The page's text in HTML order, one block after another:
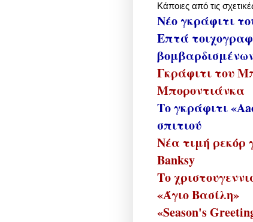
Κάποιες από τις
Νέο γκράφιτι
Επτά
Γκράφιτι του
Μποροντιάνκα
Το γκράφιτι
σπιτιού
Νέα τιμή ρεκόρ
Banksy
Το
«Άγιο Βασίλη»
«Season's